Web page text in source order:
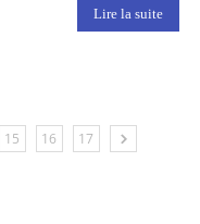
Lire la suite
15 16 17